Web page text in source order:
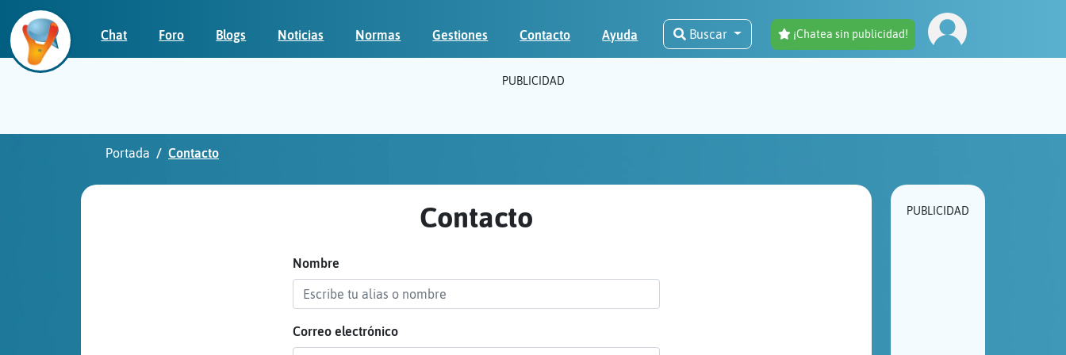
Chat Foro Blogs Noticias Normas Gestiones Contacto Ayuda Buscar ¡Chatea sin publicidad!
PUBLICIDAD
Portada Contacto
Contacto
Nombre
Correo electrónico
PUBLICIDAD
Iniciar